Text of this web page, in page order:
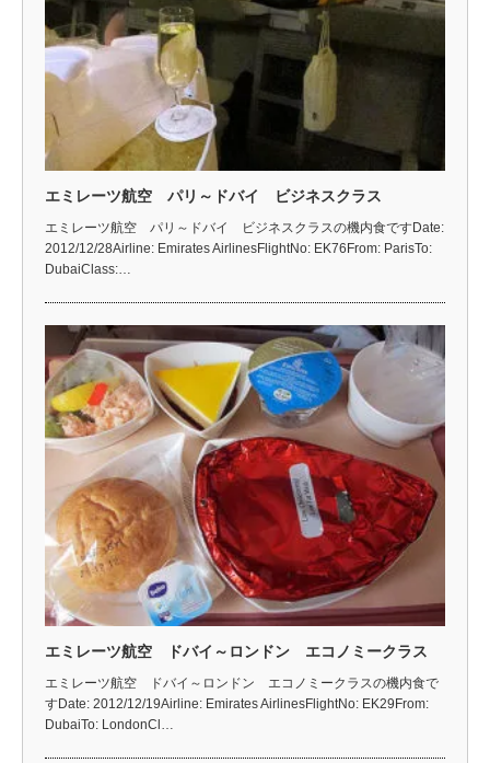
エミレーツ航空 パリ～ドバイ ビジネスクラス
エミレーツ航空 パリ～ドバイ ビジネスクラスの機内食ですDate:
2012/12/28Airline: Emirates AirlinesFlightNo: EK76From: ParisTo:
DubaiClass:…
エミレーツ航空 ドバイ～ロンドン エコノミークラス
エミレーツ航空 ドバイ～ロンドン エコノミークラスの機内食で
すDate: 2012/12/19Airline: Emirates AirlinesFlightNo: EK29From:
DubaiTo: LondonCl…